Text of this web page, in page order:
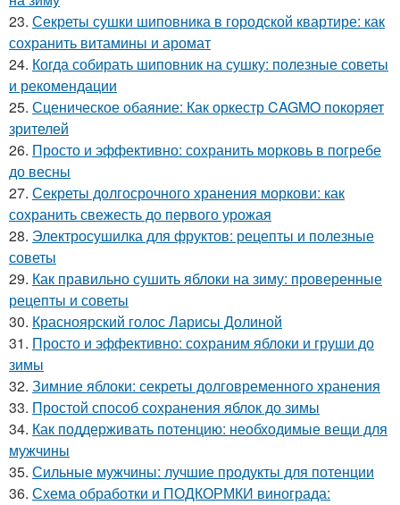
23. Секреты сушки шиповника в городской квартире: как
сохранить витамины и аромат
24. Когда собирать шиповник на сушку: полезные советы
и рекомендации
25. Сценическое обаяние: Как оркестр CAGMO покоряет
зрителей
26. Просто и эффективно: сохранить морковь в погребе
до весны
27. Секреты долгосрочного хранения моркови: как
сохранить свежесть до первого урожая
28. Электросушилка для фруктов: рецепты и полезные
советы
29. Как правильно сушить яблоки на зиму: проверенные
рецепты и советы
30. Красноярский голос Ларисы Долиной
31. Просто и эффективно: сохраним яблоки и груши до
зимы
32. Зимние яблоки: секреты долговременного хранения
33. Простой способ сохранения яблок до зимы
34. Как поддерживать потенцию: необходимые вещи для
мужчины
35. Сильные мужчины: лучшие продукты для потенции
36. Схема обработки и ПОДКОРМКИ винограда: